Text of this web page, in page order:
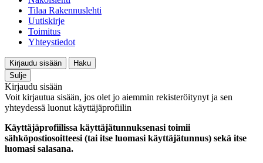
Tilaa Rakennuslehti
Uutiskirje
Toimitus
Yhteystiedot
Kirjaudu sisään
Haku
Sulje
Kirjaudu sisään
Voit kirjautua sisään, jos olet jo aiemmin rekisteröitynyt ja sen
yhteydessä luonut käyttäjäprofiilin
Käyttäjäprofiilissa käyttäjätunnuksenasi toimii
sähköpostiosoitteesi (tai itse luomasi käyttäjätunnus) sekä itse
luomasi salasana.